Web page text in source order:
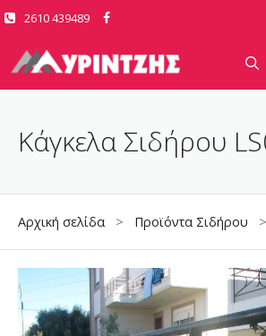
Μετάβαση
περιεχόμενο
2610 439489
Κάγκελα Σιδήρου
Αρχική σελίδα > Προϊόντα Σιδήρου